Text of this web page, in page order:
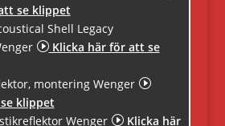
se klippet
Shell Legacy
IKlicka här för att se
montering Wenger I
klippet
Wenger IKlicka här